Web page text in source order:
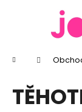
Domů
Zpět
obchodu
Zpět
obchodu